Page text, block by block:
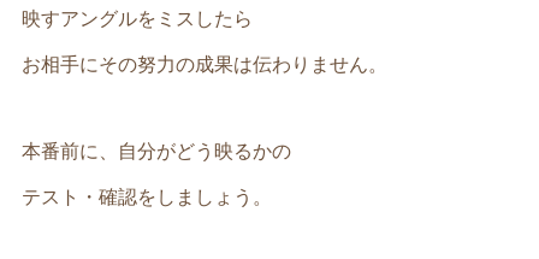
映すアングルをミスしたら
お相手にその努力の成果は伝わりません。
本番前に、自分がどう映るかの
テスト・確認をしましょう。